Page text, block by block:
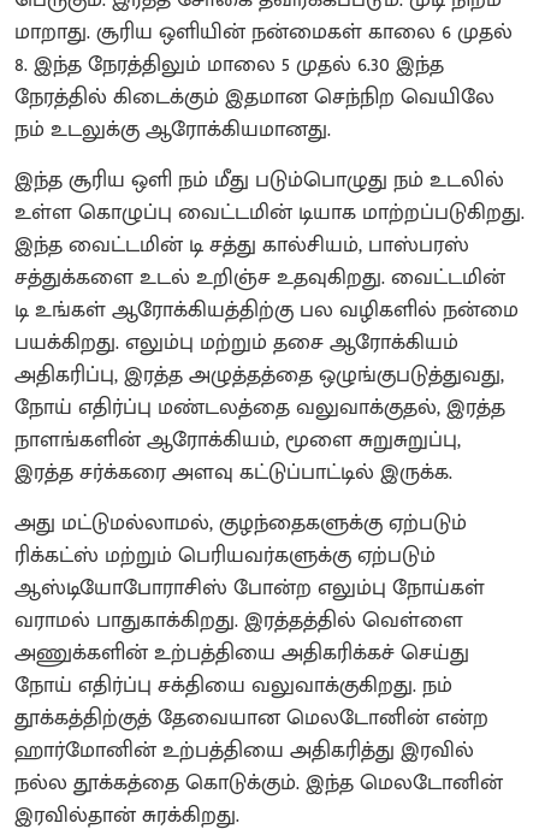
மாறாது. சூரிய ஒளியின் நன்மைகள் காலை 6 முதல்
8. இந்த நேரத்திலும் மாலை 5 முதல் 6.30 இந்த
நேரத்தில் கிடைக்கும் இதமான செந்நிற வெயிலே
நம் உடலுக்கு ஆரோக்கியமானது.
இந்த சூரிய ஒளி நம் மீது படும்பொழுது நம் உடலில்
உள்ள கொழுப்பு வைட்டமின் டியாக மாற்றப்படுகிறது.
இந்த வைட்டமின் டி சத்து கால்சியம், பாஸ்பரஸ்
சத்துக்களை உடல் உறிஞ்ச உதவுகிறது. வைட்டமின்
டி உங்கள் ஆரோக்கியத்திற்கு பல வழிகளில் நன்மை
பயக்கிறது. எலும்பு மற்றும் தசை ஆரோக்கியம்
அதிகரிப்பு, இரத்த அழுத்தத்தை ஒழுங்குபடுத்துவது,
நோய் எதிர்ப்பு மண்டலத்தை வலுவாக்குதல், இரத்த
நாளங்களின் ஆரோக்கியம், மூளை சுறுசுறுப்பு,
இரத்த சர்க்கரை அளவு கட்டுப்பாட்டில் இருக்க.
அது மட்டுமல்லாமல், குழந்தைகளுக்கு ஏற்படும்
ரிக்கட்ஸ் மற்றும் பெரியவர்களுக்கு ஏற்படும்
ஆஸ்டியோபோராசிஸ் போன்ற எலும்பு நோய்கள்
வராமல் பாதுகாக்கிறது. இரத்தத்தில் வெள்ளை
அணுக்களின் உற்பத்தியை அதிகரிக்கச் செய்து
நோய் எதிர்ப்பு சக்தியை வலுவாக்குகிறது. நம்
தூக்கத்திற்குத் தேவையான மெலடோனின் என்ற
ஹார்மோனின் உற்பத்தியை அதிகரித்து இரவில்
நல்ல தூக்கத்தை கொடுக்கும். இந்த மெலடோனின்
இரவில்தான் சுரக்கிறது.